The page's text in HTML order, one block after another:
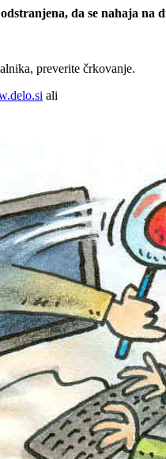
da se nahaja na
preverite črkovanje.
ali